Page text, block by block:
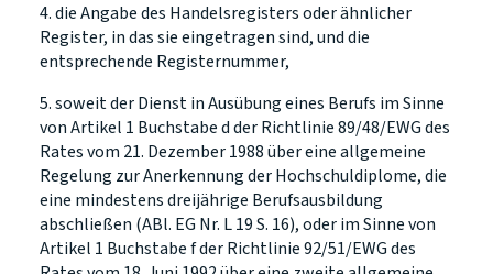
4. die Angabe des Handelsregisters oder ähnlicher
Register, in das sie eingetragen sind, und die
entsprechende Registernummer,
5. soweit der Dienst in Ausübung eines Berufs im Sinne
von Artikel 1 Buchstabe d der Richtlinie 89/48/EWG des
Rates vom 21. Dezember 1988 über eine allgemeine
Regelung zur Anerkennung der Hochschuldiplome, die
eine mindestens dreijährige Berufsausbildung
abschließen (ABl. EG Nr. L 19 S. 16), oder im Sinne von
Artikel 1 Buchstabe f der Richtlinie 92/51/EWG des